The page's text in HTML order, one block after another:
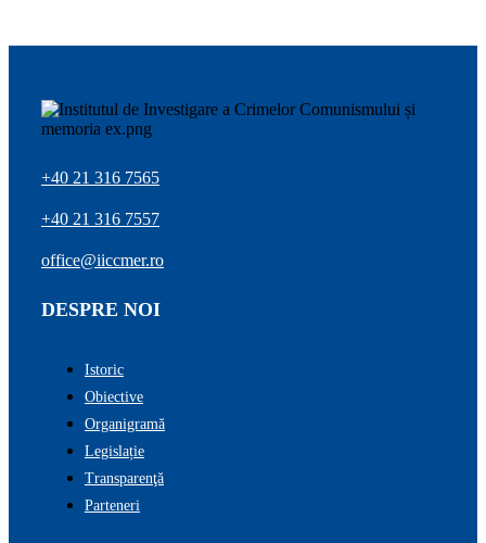
+40 21 316 7565
+40 21 316 7557
office@iiccmer.ro
DESPRE NOI
Istoric
Obiective
Organigramă
Legislație
Transparenţă
Parteneri